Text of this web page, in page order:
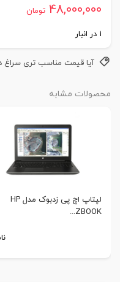
48,000,000 تومان
1 در انبار
آیا قیمت مناسب تری سراغ
محصولات مشابه
لپتاپ اچ پی زدبوک مدل HP
ZBOOK...